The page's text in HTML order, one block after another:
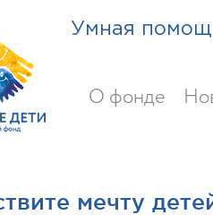
Умная
О фонде
мечту